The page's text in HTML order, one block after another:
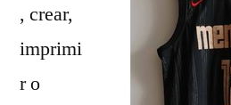
, crear,
imprimi
r o